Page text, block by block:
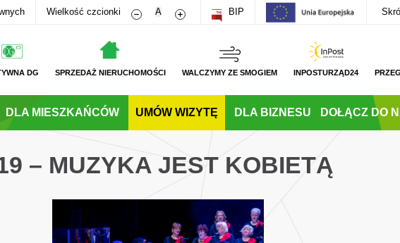
Wielkość czcionki Zmniejsz rozmiar czcionki
A Zwiększ rozmiar czcionki
BIP
DG SPRZEDAŻ NIERUCHOMOŚCI WALCZYMY ZE SMOGIEM INPOSTURZĄD24
DLA MIESZKAŃCÓW UMÓW WIZYTĘ DLA BIZNESU DOŁĄCZ DO
– MUZYKA JEST KOBIETĄ